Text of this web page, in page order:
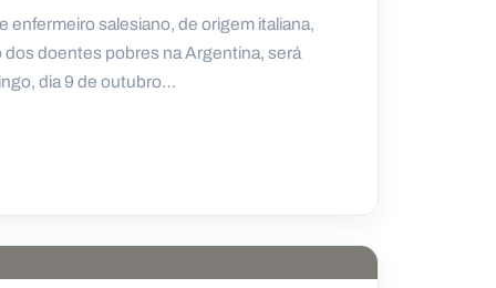
enfermeiro salesiano, de origem italiana,
doentes pobres na Argentina, será
dia 9 de outubro…